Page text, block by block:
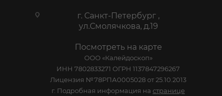
г. Санкт-Петербург ,
ул.Смолячкова, д.19
Посмотреть на карте
ООО «Калейдоскоп»
ИНН 7802833271 ОГРН 1137847296267
Лицензия №78РПА0005028 от 25.10.2013
г. Подробная информация на странице